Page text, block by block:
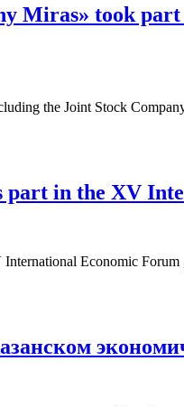
Miras» took
the Joint Stock
part in the XV
Economic